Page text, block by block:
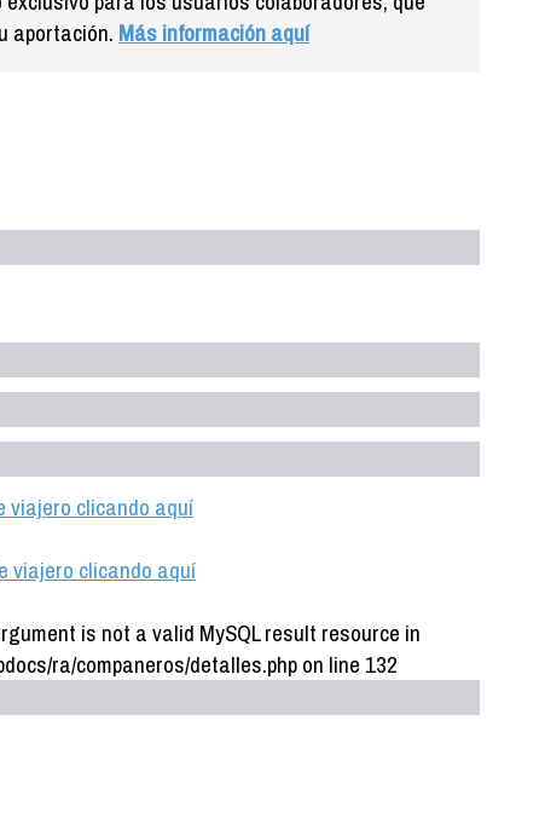
aportación. Más información aquí
viajero clicando aquí
viajero clicando aquí
is not a valid MySQL result resource in
ra/companeros/detalles.php on line 132